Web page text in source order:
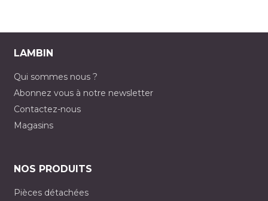
LAMBIN
Qui sommes nous ?
Abonnez vous à notre newsletter
Contactez-nous
Magasins
NOS PRODUITS
Pièces détachées